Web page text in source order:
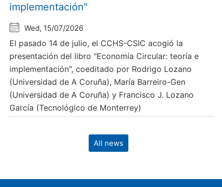
implementación"
Wed, 15/07/2026
El pasado 14 de julio, el CCHS-CSIC acogió la
presentación del libro "Economía Circular: teoría e
implementación", coeditado por Rodrigo Lozano
(Universidad de A Coruña), María Barreiro-Gen
(Universidad de A Coruña) y Francisco J. Lozano
García (Tecnológico de Monterrey)
All news